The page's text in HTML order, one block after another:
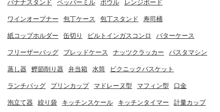
バナナスタンド ペッパーミル ボウル レンジボード
ワインオープナー 包丁ケース 包丁スタンド 寿司桶
紙コップホルダー 缶切り ビルトインガスコンロ バターケース
フリーザーバッグ ブレッドケース ナッツクラッカー パスタマシン
蒸し器 鰹節削り器 弁当箱 水筒 ピクニックバスケット
ランチバッグ プリンカップ マドレーヌ型 マフィン型 口金
泡立て器 絞り袋 キッチンスケール キッチンタイマー 計量カップ